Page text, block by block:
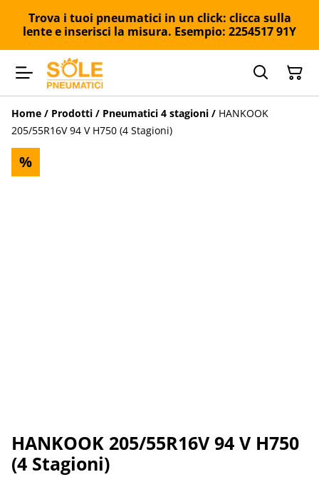
Trova i tuoi pneumatici in un click: clicca sulla
lente e inserisci la misura. Esempio: 2254517 91Y
Home / Prodotti / Pneumatici 4 stagioni / HANKOOK
205/55R16V 94 V H750 (4 Stagioni)
%
HANKOOK 205/55R16V 94 V H750
(4 Stagioni)